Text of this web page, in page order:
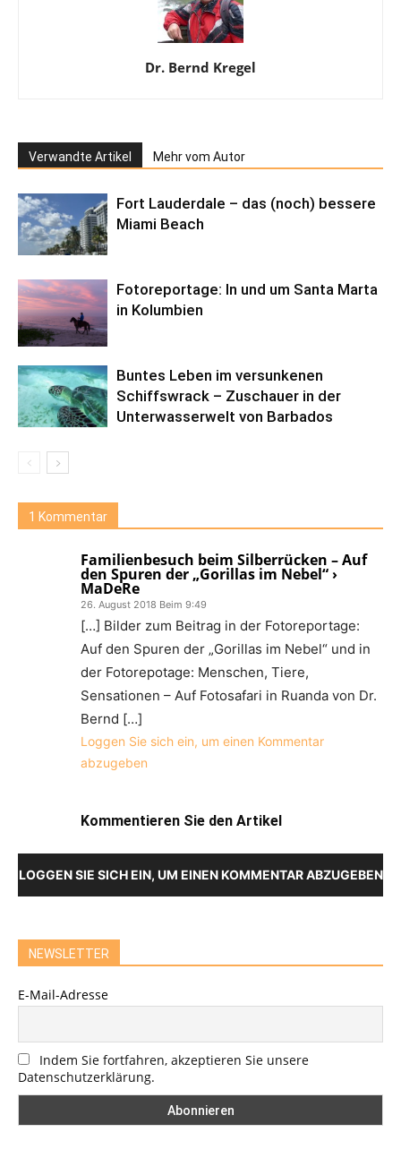
Dr. Bernd Kregel
Verwandte Artikel Mehr vom Autor
Fort Lauderdale – das (noch) bessere
Miami Beach
Fotoreportage: In und um Santa Marta
in Kolumbien
Buntes Leben im versunkenen
Schiffswrack – Zuschauer in der
Unterwasserwelt von Barbados
1 Kommentar
Familienbesuch beim Silberrücken – Auf
den Spuren der „Gorillas im Nebel“ ›
MaDeRe
26. August 2018 Beim 9:49
[…] Bilder zum Beitrag in der Fotoreportage:
Auf den Spuren der „Gorillas im Nebel“ und in
der Fotorepotage: Menschen, Tiere,
Sensationen – Auf Fotosafari in Ruanda von Dr.
Bernd […]
Loggen Sie sich ein, um einen Kommentar
abzugeben
Kommentieren Sie den Artikel
LOGGEN SIE SICH EIN, UM EINEN KOMMENTAR ABZUGEBEN
NEWSLETTER
E-Mail-Adresse
Indem Sie fortfahren, akzeptieren Sie unsere
Datenschutzerklärung.